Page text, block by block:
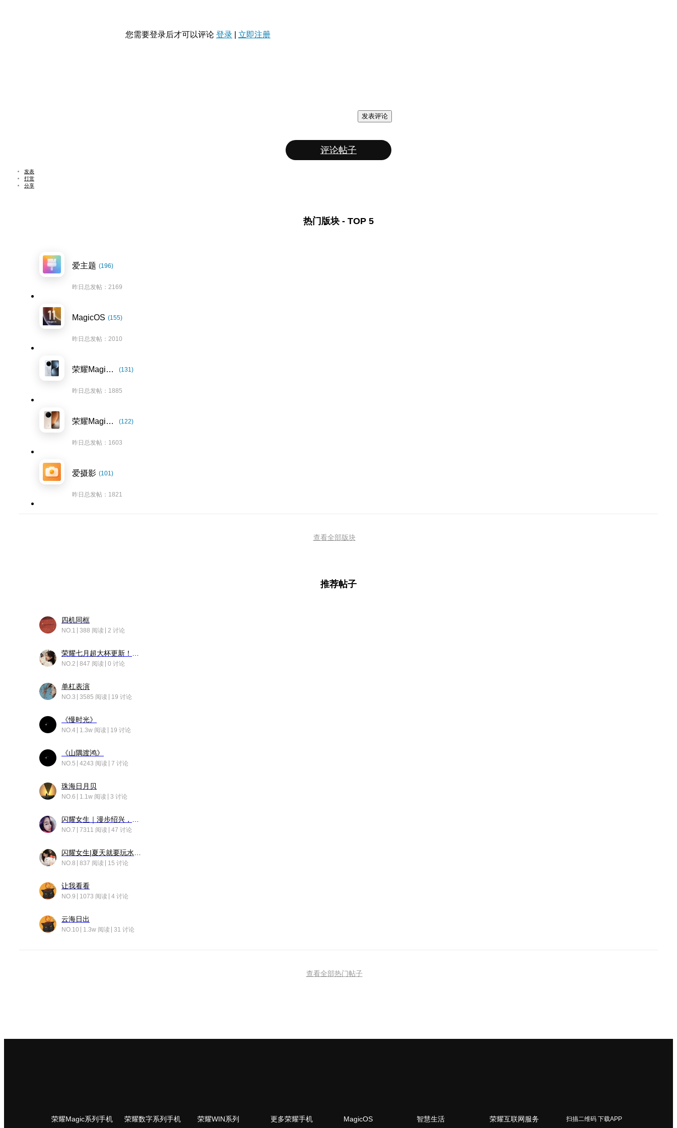
您需要登录后才可以评论 登录 立即注册
发表评论
评论帖子
发表
打赏
分享
热门版块 - TOP 5
爱主题 (196)
昨日总发帖：2169
MagicOS (155)
昨日总发帖：2010
荣耀Magic7系列 (131)
昨日总发帖：1885
荣耀Magic8系列 (122)
昨日总发帖：1603
爱摄影 (101)
昨日总发帖：1821
查看全部版块
推荐帖子
四机同框
NO.1 388 阅读 2 讨论
NO.2 847 阅读 0 讨论
单杠表演
NO.3 3585 阅读 19 讨论
《慢时光》
NO.4 1.3w 阅读 19 讨论
《山隅渡鸿》
NO.5 4243 阅读 7 讨论
珠海日月贝
NO.6 1.1w 阅读 3 讨论
NO.7 7311 阅读 47 讨论
NO.8 837 阅读 15 讨论
让我看看
NO.9 1073 阅读 4 讨论
云海日出
NO.10 1.3w 阅读 31 讨论
查看全部热门帖子
荣耀Magic系列手机 荣耀数字系列手机 荣耀WIN系列 更多荣耀手机 MagicOS 智慧生活 荣耀互联网服务 扫描二维码 下载APP